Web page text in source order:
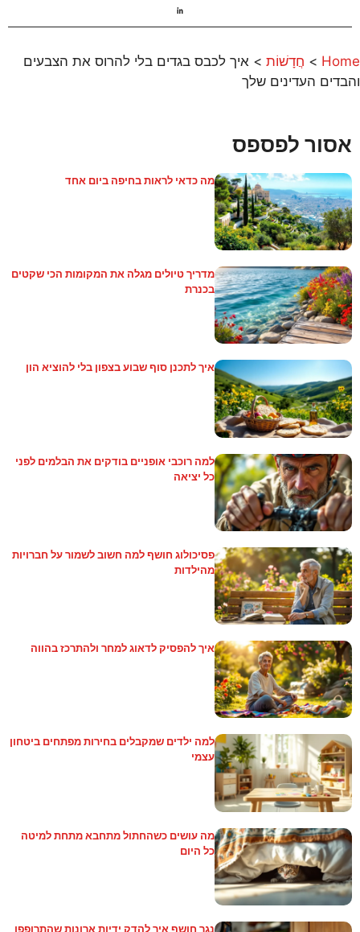
Home
> חֲדָשׁוֹת > איך לכבס בגדים בלי להרוס את הצבעים
והבדים העדינים שלך
אסור לפספס
מה כדאי לראות בחיפה ביום אחד
מדריך טיולים מגלה את המקומות הכי שקטים
בכנרת
איך לתכנן סוף שבוע בצפון בלי להוציא הון
למה רוכבי אופניים בודקים את הבלמים לפני
כל יציאה
פסיכולוג חושף למה חשוב לשמור על חברויות
מהילדות
איך להפסיק לדאוג למחר ולהתרכז בהווה
למה ילדים שמקבלים בחירות מפתחים ביטחון
עצמי
מה עושים כשהחתול מתחבא מתחת למיטה
כל היום
נגר חושף איך להדק ידיות ארונות שהתרופפו